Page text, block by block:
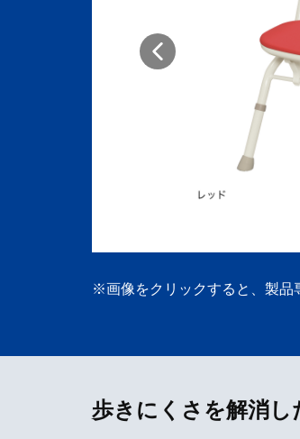
※画像をクリックすると、製品
歩きにくさを解消